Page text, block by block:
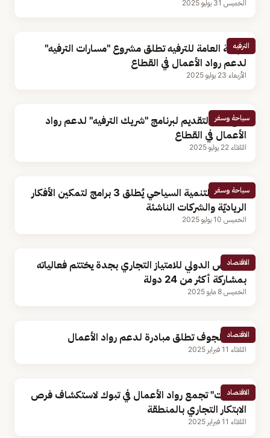
الخميس 31 يوليو 2025
الترفيه
الهيئة العامة للترفيه تطلق مشروع "مسارات الترفيه"
لدعم رواد الأعمال في القطاع
الأربعاء 23 يوليو 2025
سياحة وسفر
فتح باب التقديم لبرنامج "شريك الترفيه" لدعم رواد
الأعمال في القطاع
الثلاثاء 22 يوليو 2025
سياحة وسفر
صندوق التنمية السياحي يُطلق 3 برامج لتمكين الأفكار
الرياديّة والشركات الناشئة
الخميس 10 يوليو 2025
الاقتصاد
المعرض الدولي للامتياز التجاري بجدة يختتم فعالياته
بمشاركة أكثر من 24 دولة
الخميس 8 مايو 2025
الاقتصاد
غرفة الجوف تطلق مبادرة لدعم رواد الأعمال
الثلاثاء 11 فبراير 2025
الاقتصاد
"منشآت" تجمع رواد الأعمال في تبوك لاستكشاف فرص
الابتكار التجاري بالمنطقة
الثلاثاء 11 فبراير 2025